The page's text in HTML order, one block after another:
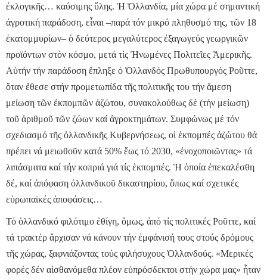
ἐκλογικῆς… καύσιμης ὕλης. Ἡ Ὁλλανδία, μία χώρα μέ σημαντική
ἀγροτική παράδοση, εἶναι –παρά τόν μικρό πληθυσμό της, τῶν 18
ἑκατομμυρίων– ὁ δεύτερος μεγαλύτερος ἐξαγωγεύς γεωργικῶν
προϊόντων στόν κόσμο, μετά τίς Ἡνωμένες Πολιτεῖες Ἀμερικῆς.
Αὐτήν τήν παράδοση ἔπληξε ὁ Ὁλλανδός Πρωθυπουργός Ροῦττε,
ὅταν ἔθεσε στήν προμετωπίδα τῆς πολιτικῆς του τήν ἄμεση
μείωση τῶν ἐκπομπῶν ἀζώτου, συνακολούθως δέ (τήν μείωση)
τοῦ ἀριθμοῦ τῶν ζώων καί ἀγροκτημάτων. Συμφώνως μέ τόν
σχεδιασμό τῆς ὁλλανδικῆς Κυβερνήσεως, οἱ ἐκπομπές ἀζώτου θά
πρέπει νά μειωθοῦν κατά 50% ἕως τό 2030, «ἐνοχοποιῶντας» τά
λιπάσματα καί τήν κοπριά γιά τίς ἐκπομπές. Ἡ ὁποία ἐπεκαλέσθη
δέ, καί ἀπόφαση ὁλλανδικοῦ δικαστηρίου, ὅπως καί σχετικές
εὐρωπαϊκές ἀποφάσεις…
Τό ὁλλανδικό φιλότιμο ἐθίγη, ὅμως, ἀπό τίς πολιτικές Ροῦττε, καί
τά τρακτέρ ἄρχισαν νά κάνουν τήν ἐμφάνισή τους στούς δρόμους
τῆς χώρας, ξαφνιάζοντας τούς φιλήσυχους Ὁλλανδούς. «Μερικές
φορές δέν αἰσθανόμεθα πλέον εὐπρόσδεκτοι στήν χώρα μας» ἦταν